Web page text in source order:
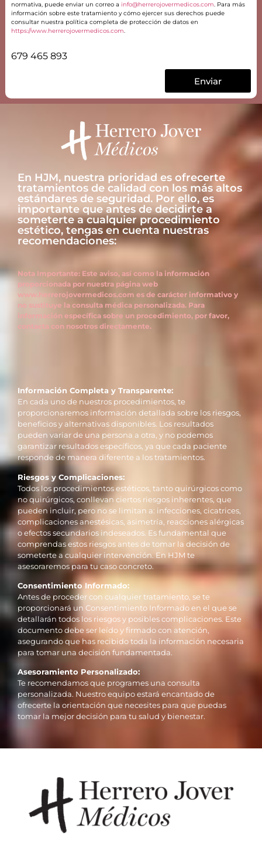
normativa, puede enviar un correo a info@herrerojovermedicos.com. Para más
información sobre este tratamiento y cómo ejercer sus derechos puede
consultar nuestra política completa de protección de datos en
https://www.herrerojovermedicos.com.
679 465 893
Enviar
En HJM, nuestra prioridad es ofrecerte
tratamientos de calidad con los más altos
estándares de seguridad. Por ello, es
importante que antes de decidirte a
someterte a cualquier procedimiento
estético, tengas en cuenta nuestras
recomendaciones:
Nota Importante: Este aviso, así como la información
proporcionada por nuestra página web
www.herrerojovermedicos.com es de carácter informativo y
no sustituye la consulta médica personalizada. Para
información específica sobre un procedimiento, por favor,
contacta con nosotros directamente.
Información Completa y Transparente:
En cada uno de nuestros procedimientos, te
proporcionaremos información detallada sobre los riesgos,
beneficios y alternativas disponibles. Los resultados
pueden variar de una persona a otra, y no podemos
garantizar resultados específicos, ya que cada paciente
responde de manera diferente a los tratamientos.
Riesgos y Complicaciones:
Todos los procedimientos estéticos, tanto quirúrgicos como
no quirúrgicos, conllevan ciertos riesgos inherentes, que
pueden incluir, pero no se limitan a: infecciones, cicatrices,
complicaciones anestésicas, asimetría, reacciones alérgicas
o efectos secundarios indeseados. Es fundamental que
comprendas estos riesgos antes de tomar la decisión de
someterte a cualquier intervención. En HJM te
asesoraremos para tu caso concreto.
Consentimiento Informado:
Antes de proceder con cualquier tratamiento, se te
proporcionará un Consentimiento Informado en el que se
detallarán todos los riesgos y posibles complicaciones. Este
documento debe ser leído y firmado con atención,
asegurando que has recibido toda la información necesaria
para tomar una decisión fundamentada.
Asesoramiento Personalizado:
Te recomendamos que programes una consulta
personalizada. Nuestro equipo estará encantado de
ofrecerte la orientación que necesites para que puedas
tomar la mejor decisión para tu salud y bienestar.